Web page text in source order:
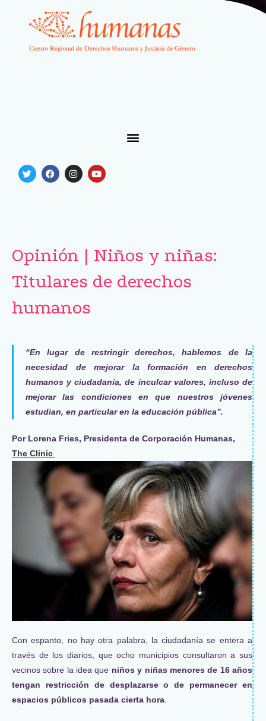
Opinión | Niños y niñas:
Titulares de derechos
humanos
“En lugar de restringir derechos, hablemos de la
necesidad de mejorar la formación en derechos
humanos y ciudadanía, de inculcar valores, incluso de
mejorar las condiciones en que nuestros jóvenes
estudian, en particular en la educación pública”.
Por Lorena Fries, Presidenta de Corporación Humanas,
The Clinic
Con espanto, no hay otra palabra, la ciudadanía se entera a
través de los diarios, que ocho municipios consultaron a sus
vecinos sobre la idea que niños y niñas menores de 16 años
tengan restricción de desplazarse o de permanecer en
espacios públicos pasada cierta hora.